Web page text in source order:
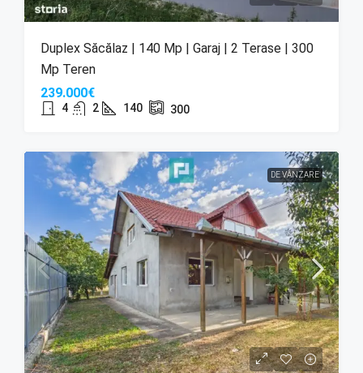
Duplex Săcălaz | 140 Mp | Garaj | 2 Terase | 300
Mp Teren
239.000€
4 2 140 300
DE VÂNZARE